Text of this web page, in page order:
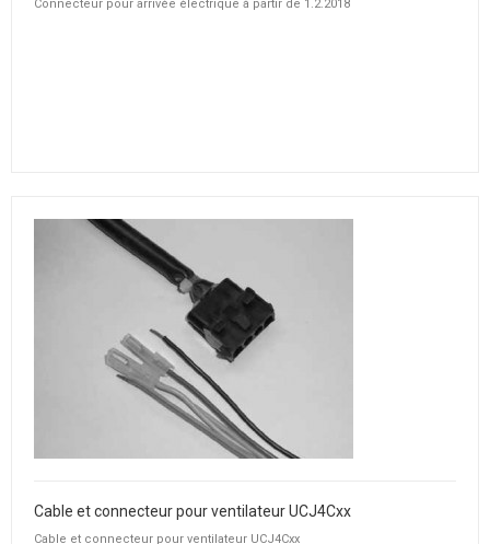
Connecteur pour arrivée électrique à partir de 1.2.2018
Cable et connecteur pour ventilateur UCJ4Cxx
Cable et connecteur pour ventilateur UCJ4Cxx